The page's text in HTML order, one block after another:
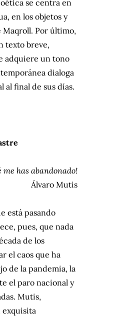
se centra en
en los objetos y
Maqroll. Por último,
texto breve,
adquiere un tono
dialoga
al final de sus días.
me has abandonado!
Álvaro Mutis
está pasando
pues, que nada
de los
el caos que ha
de la pandemia, la
el paro nacional y
Mutis,
exquisita